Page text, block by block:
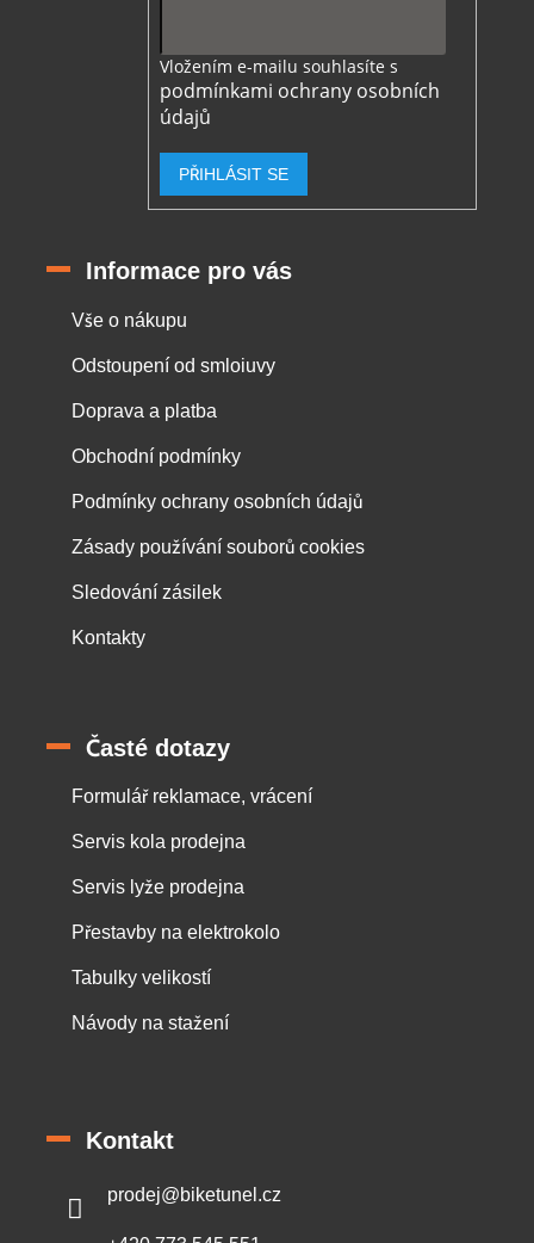
Vložením e-mailu souhlasíte s
podmínkami ochrany osobních
údajů
PŘIHLÁSIT SE
Informace pro vás
Vše o nákupu
Odstoupení od smloiuvy
Doprava a platba
Obchodní podmínky
Podmínky ochrany osobních údajů
Zásady používání souborů cookies
Sledování zásilek
Kontakty
Časté dotazy
Formulář reklamace, vrácení
Servis kola prodejna
Servis lyže prodejna
Přestavby na elektrokolo
Tabulky velikostí
Návody na stažení
Kontakt
prodej@biketunel.cz